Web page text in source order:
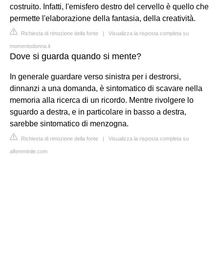
costruito. Infatti, l'emisfero destro del cervello è quello che
permette l'elaborazione della fantasia, della creatività.
Richiesta di rimozione della fonte | Visualizza la risposta completa su
momentodonna.it
Dove si guarda quando si mente?
In generale guardare verso sinistra per i destrorsi,
dinnanzi a una domanda, è sintomatico di scavare nella
memoria alla ricerca di un ricordo. Mentre rivolgere lo
sguardo a destra, e in particolare in basso a destra,
sarebbe sintomatico di menzogna.
Richiesta di rimozione della fonte | Visualizza la risposta completa su
alfemminile.com